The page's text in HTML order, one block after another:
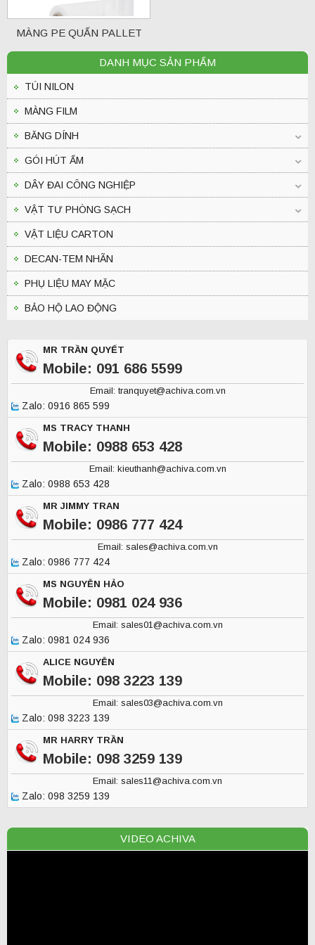
MÀNG PE QUẤN PALLET
DANH MỤC SẢN PHẨM
TÚI NILON
MÀNG FILM
BĂNG DÍNH
GÓI HÚT ẨM
DÂY ĐAI CÔNG NGHIỆP
VẬT TƯ PHÒNG SẠCH
VẬT LIỆU CARTON
DECAN-TEM NHÃN
PHỤ LIỆU MAY MẶC
BẢO HỘ LAO ĐỘNG
MR TRẦN QUYẾT
Mobile: 091 686 5599
Email: tranquyet@achiva.com.vn
Zalo: 0916 865 599
MS TRACY THANH
Mobile: 0988 653 428
Email: kieuthanh@achiva.com.vn
Zalo: 0988 653 428
MR JIMMY TRAN
Mobile: 0986 777 424
Email: sales@achiva.com.vn
Zalo: 0986 777 424
MS NGUYỄN HẢO
Mobile: 0981 024 936
Email: sales01@achiva.com.vn
Zalo: 0981 024 936
ALICE NGUYỄN
Mobile: 098 3223 139
Email: sales03@achiva.com.vn
Zalo: 098 3223 139
MR HARRY TRẦN
Mobile: 098 3259 139
Email: sales11@achiva.com.vn
Zalo: 098 3259 139
VIDEO ACHIVA